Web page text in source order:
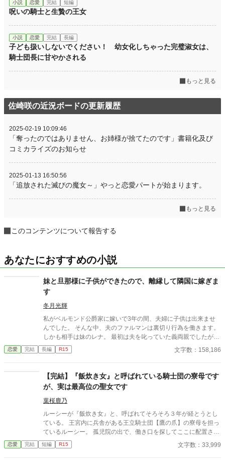
小説 恋愛 完結 短編
呪いの騎士と生贄の王女
小説 恋愛 完結 長編
子ども扱いしないでください！ 幼女化しちゃった完璧淑女は、
騎士団長に甘やかされる
もっと見る
佐崎咲の近況ボードの更新履歴
2025-02-19 10:09:46
「奪ったのではありません、お姉様が捨てたのです」書籍化及び
コミカライズのお知らせ
2025-01-13 16:50:56
「追放された滅びの魔女～」やっと恋愛パートが始まります。
もっと見る
このコンテンツについて報告する
あなたにおすすめの小説
妹と旦那様に子供ができたので、離縁して隣国に嫁ぎま
す
冬月光輝
私がベルモンド公爵家に嫁いで3年の間、夫婦に子供は出来ませ
んでした。 そんな中、夫のファルマンは裏切り行為を働きます。
しかも相手は妹のレナ。 最初は夫を叱っていた義両親でしたが、
レナに子供が出来たと知ると私を責めだしました。 夫も婚約中か
ら私からの愛は感じていないと口にしており、あの頃に婚約破棄
害する権利はないと言われて離縁させられてしまいます。 それか
らまもなくして、隣国の王子であるレオン殿下が我が家に現れま
した。 「約束どおり、私の妻になってもらうぞ」 確かにそんな約
束をした覚えがあるような気がしますが、殿下はまだ5歳だった
ような……。 言われるがままに、隣国へ向かった私。 その頃にな
って、子供が出来ない理由は元旦那にあることが発覚して――。
ベルモンド公爵家ではひと悶着起こりそうらしいのですが、もう
私には関係ありません。 ※ざまぁパートは第16話〜です
恋愛 完結 長編 R15 文字数：158,186
【完結】『飯炊き女』と呼ばれている騎士団の寮母です
が、実は最高位の聖女です
葉桜鹿乃
ルーシーが『飯炊き女』と、呼ばれてそろそろ３年が経とうとし
ている。 王宮内に兵舎がある王立騎士団【鷹の爪】の寮母を担っ
ているルーシー。 孤児院の出で、働き口を探してここに配置され
た事になっているが、実はこの国の最も高貴な存在とされる『金
剛の聖女』である。 王宮という国で一番安全な場所で、更には周
恋愛 完結 短編 R15 文字数：33,999